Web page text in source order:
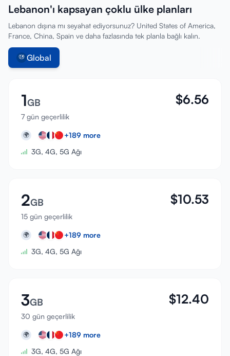
Kayıt Ol
Lebanon'ı kapsayan çoklu ülke planları
Lebanon dışına mı seyahat ediyorsunuz? United States of America,
France, China, Spain ve daha fazlasında tek planla bağlı kalın.
Global
1GB
7 gün geçerlilik
$6.56
🌍 +189 more
3G, 4G, 5G Ağı
2GB
15 gün geçerlilik
$10.53
🌍 +189 more
3G, 4G, 5G Ağı
3GB
30 gün geçerlilik
$12.40
🌍 +189 more
3G, 4G, 5G Ağı